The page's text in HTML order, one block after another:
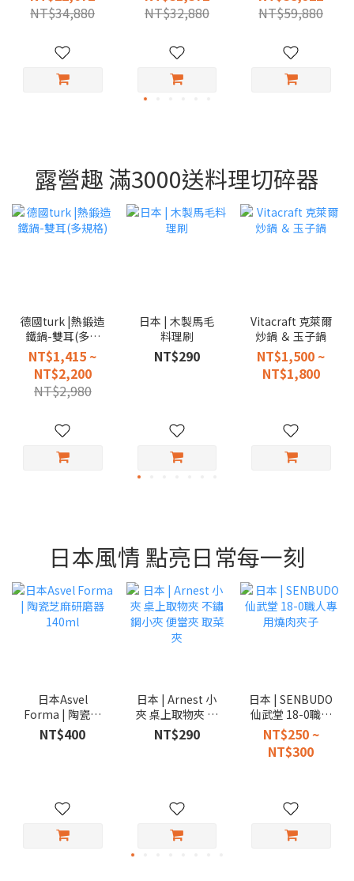
寸）
NT$34,880
NT$32,880
（多尺寸）
NT$59,880
露營趣 滿3000送料理切碎器
德國turk |熱鍛造
鐵鍋-雙耳(多規
格)
NT$1,415 ~
NT$2,200
NT$2,980
日本 | 木製馬毛
料理刷
NT$290
Vitacraft 克萊爾
炒鍋 ＆ 玉子鍋
NT$1,500 ~
NT$1,800
日本風情 點亮日常每一刻
日本Asvel
Forma | 陶瓷芝
麻研磨器 140ml
NT$400
日本 | Arnest 小
夾 桌上取物夾 不
鏽鋼小夾 便當夾
取菜夾
NT$290
日本 | SENBUDO
仙武堂 18-0職人
專用燒肉夾子
NT$250 ~
NT$300